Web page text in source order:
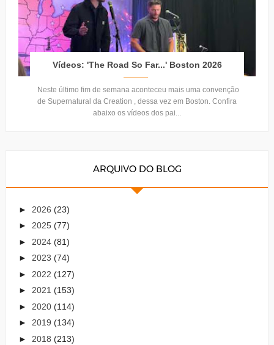
Vídeos: 'The Road So Far...' Boston 2026
Neste último fim de semana aconteceu mais uma convenção
de Supernatural da Creation , dessa vez em Boston. Confira
abaixo os vídeos dos pai...
ARQUIVO DO BLOG
► 2026 (23)
► 2025 (77)
► 2024 (81)
► 2023 (74)
► 2022 (127)
► 2021 (153)
► 2020 (114)
► 2019 (134)
► 2018 (213)